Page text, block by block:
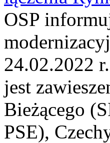
OSP
24.02.2022
jest
Bieżącego
PSE),